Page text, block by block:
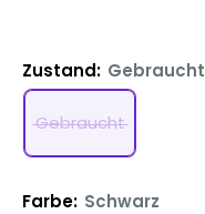
Zustand: Gebraucht
Gebraucht
Farbe: Schwarz